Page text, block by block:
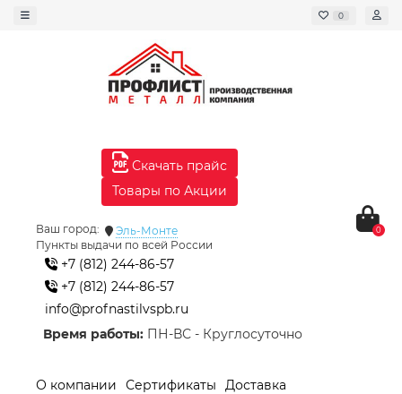
0
Скачать прайс
Товары по Акции
Ваш город:
Эль-Монте
Пункты выдачи по всей России
+7 (812) 244-86-57
+7 (812) 244-86-57
info@profnastilvspb.ru
Время работы: ПН-ВС - Круглосуточно
0
О компании Сертификаты
Доставка